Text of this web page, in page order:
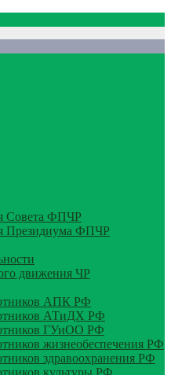
Совета ФПЧР
Президиума ФПЧР
движения ЧР
АПК РФ
АТиДХ РФ
ГУиОО РФ
жизнеобеспечения РФ
здравоохранения РФ
культуры РФ